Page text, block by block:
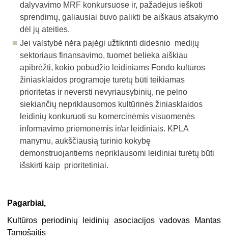
dalyvavimo MRF konkursuose ir, pažadėjus ieškoti
sprendimų, galiausiai buvo palikti be aiškaus atsakymo
dėl jų ateities.
Jei valstybė nėra pajėgi užtikrinti didesnio medijų
sektoriaus finansavimo, tuomet belieka aiškiau
apibrėžti, kokio pobūdžio leidiniams Fondo kultūros
žiniasklaidos programoje turėtų būti teikiamas
prioritetas ir neversti nevyriausybinių, ne pelno
siekiančių nepriklausomos kultūrinės žiniasklaidos
leidinių konkuruoti su komercinėmis visuomenės
informavimo priemonėmis ir/ar leidiniais. KPLA
manymu, aukščiausią turinio kokybę
demonstruojantiems nepriklausomi leidiniai turėtų būti
išskirti kaip prioritetiniai.
Pagarbiai,
Kultūros periodinių leidinių asociacijos vadovas Mantas
Tamošaitis